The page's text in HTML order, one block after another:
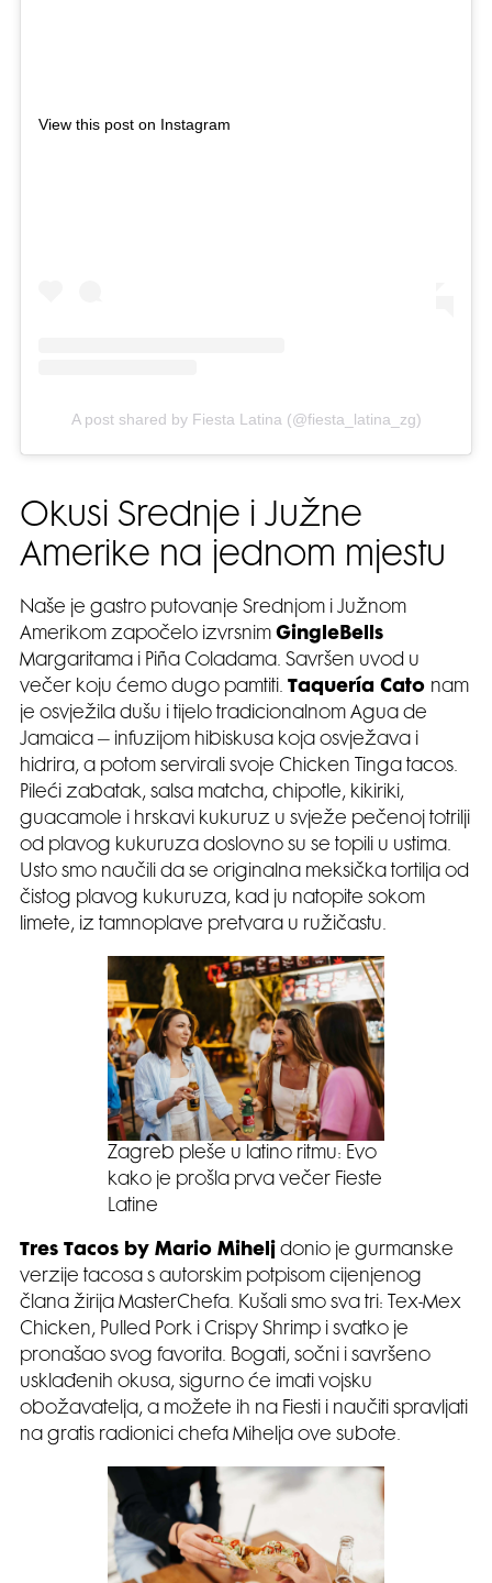
View this post on Instagram
A post shared by Fiesta Latina (@fiesta_latina_zg)
Okusi Srednje i Južne
Amerike na jednom mjestu
Naše je gastro putovanje Srednjom i Južnom
Amerikom započelo izvrsnim GingleBells
Margaritama i Piña Coladama. Savršen uvod u
večer koju ćemo dugo pamtiti. Taquer a Cato nam
je osvježila dušu i tijelo tradicionalnom Agua de
Jamaica – infuzijom hibiskusa koja osvježava i
hidrira, a potom servirali svoje Chicken Tinga tacos.
Pileći zabatak, salsa matcha, chipotle, kikiriki,
guacamole i hrskavi kukuruz u svježe pečenoj totrilji
od plavog kukuruza doslovno su se topili u ustima.
Usto smo naučili da se originalna meksička tortilja od
čistog plavog kukuruza, kad ju natopite sokom
limete, iz tamnoplave pretvara u ružičastu.
Zagreb pleše u latino ritmu: Evo
kako je prošla prva večer Fieste
Latine
Tres Tacos by Mario Mihelj donio je gurmanske
verzije tacosa s autorskim potpisom cijenjenog
člana žirija MasterChefa. Kušali smo sva tri: Tex-Mex
Chicken, Pulled Pork i Crispy Shrimp i svatko je
pronašao svog favorita. Bogati, sočni i savršeno
usklađenih okusa, sigurno će imati vojsku
obožavatelja, a možete ih na Fiesti i naučiti spravljati
na gratis radionici chefa Mihelja ove subote.